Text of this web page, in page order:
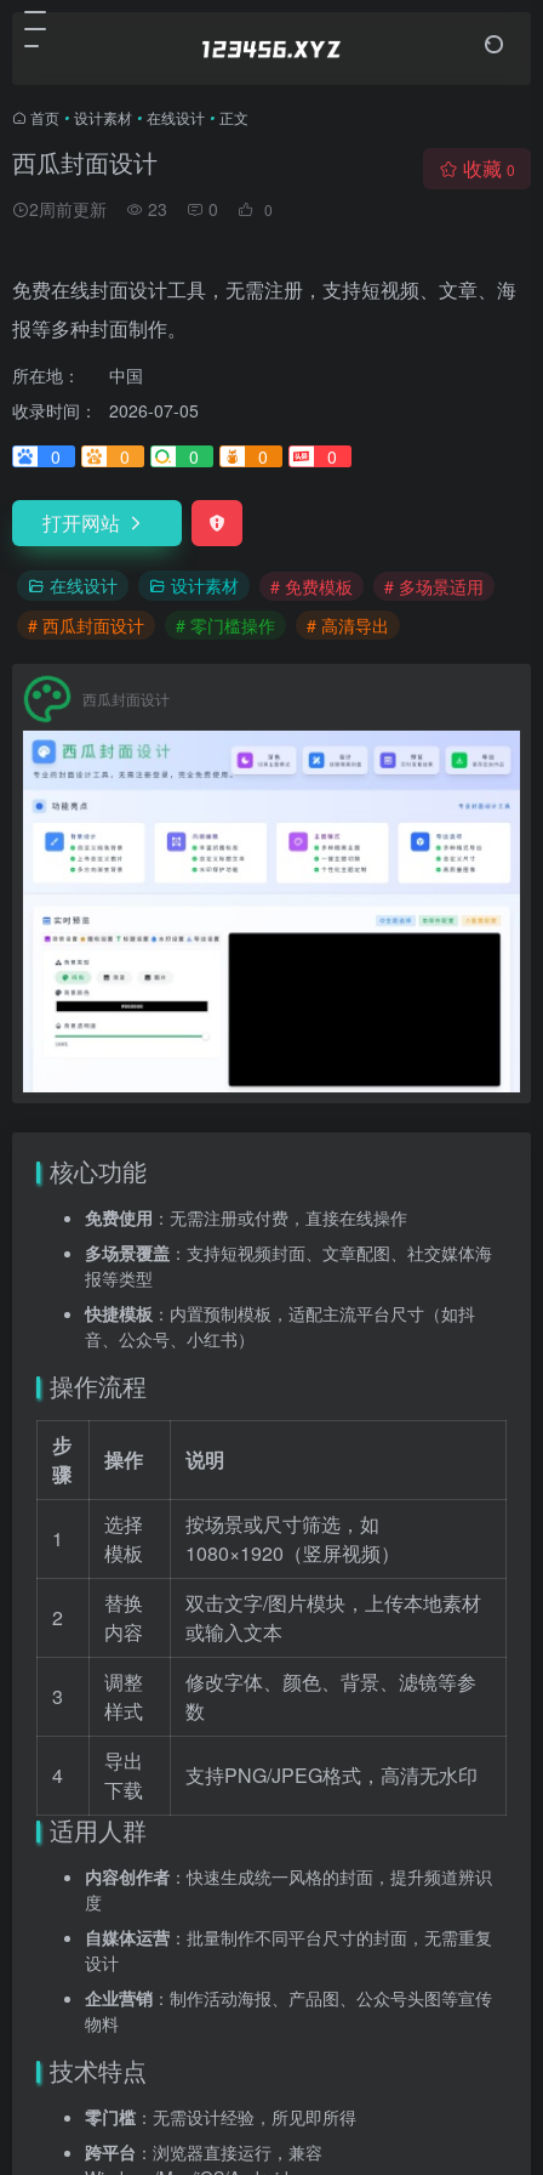
首页 • 设计素材 • 在线设计 • 正文
西瓜封面设计
2周前更新 23 0 0
收藏 0
免费在线封面设计工具，无需注册，支持短视频、文章、海
报等多种封面制作。
所在地：
中国
收录时间：
2026-07-05
0
0 0 0 0
打开网站
在线设计 设计素材 # 免费模板
# 多场景适用
# 西瓜封面设计
# 零门槛操作 # 高清导出
西瓜封面设计
核心功能
免费使用 ：无需注册或付费，直接在线操作
多场景覆盖 ：支持短视频封面、文章配图、社交媒体海
报等类型
快捷模板 ：内置预制模板，适配主流平台尺寸（如抖
音、公众号、小红书）
操作流程
步
骤
操作 说明
1
选择
模板
按场景或尺寸筛选，如
1080×1920（竖屏视频）
2
替换
内容
双击文字/图片模块，上传本地素材
或输入文本
3
调整
样式
修改字体、颜色、背景、滤镜等参
数
4
导出
下载
支持PNG/JPEG格式，高清无水印
适用人群
内容创作者 ：快速生成统一风格的封面，提升频道辨识
度
自媒体运营 ：批量制作不同平台尺寸的封面，无需重复
设计
企业营销 ：制作活动海报、产品图、公众号头图等宣传
物料
技术特点
零门槛 ：无需设计经验，所见即所得
跨平台 ：浏览器直接运行，兼容